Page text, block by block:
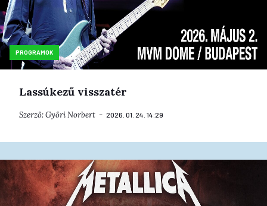
PROGRAMOK
Lassúkezű visszatér
Szerző:Győri Norbert 2026. 01. 24. 14:29